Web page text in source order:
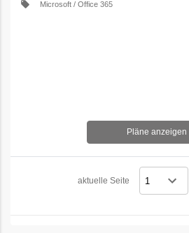
local_offer Microsoft / Office 365
Pläne anzeigen
aktuelle Seite